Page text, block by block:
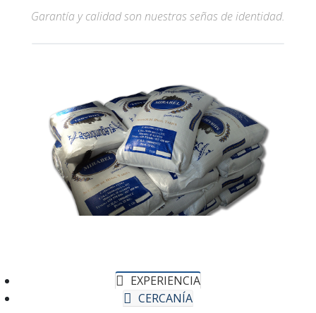
Garantía y calidad son nuestras señas de identidad.
EXPERIENCIA
CERCANÍA